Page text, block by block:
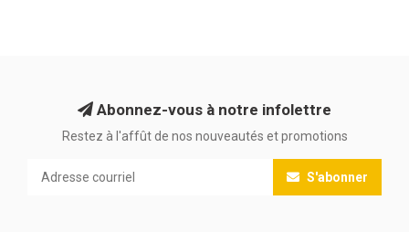
Abonnez-vous à notre infolettre
Restez à l'affût de nos nouveautés et promotions
S'abonner